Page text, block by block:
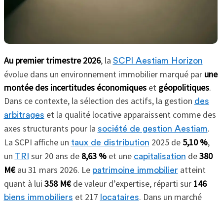
Au premier trimestre 2026, la SCPI Aestiam Horizon
évolue dans un environnement immobilier marqué par une
montée des incertitudes économiqueset géopolitiques.
Dans ce contexte, la sélection des actifs, la gestion des
arbitrages et la qualité locative apparaissent comme des
axes structurants pour la société de gestion Aestiam.
La SCPI affiche un taux de distribution 2025 de5,10 %,
un TRI sur 20 ans de 8,63 %et une capitalisation de380
M€au 31 mars 2026. Le patrimoine immobilier atteint
quant à lui 358 M€de valeur d’expertise, réparti sur 146
biens immobiliers et 217 locataires. Dans un marché